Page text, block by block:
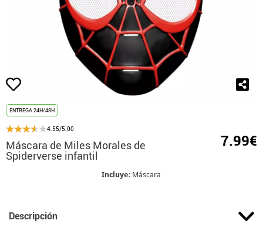
ENTREGA 24H/48H
4.55/5.00
Máscara de Miles Morales de
Spiderverse infantil
7.99€
Incluye: Máscara
Descripción